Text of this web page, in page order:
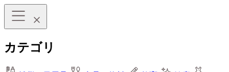
カテゴリ